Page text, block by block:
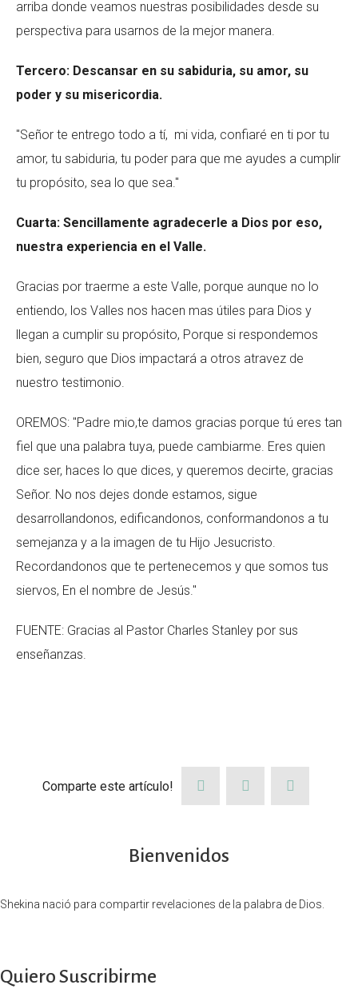
arriba donde veamos nuestras posibilidades desde su
perspectiva para usarnos de la mejor manera.
Tercero: Descansar en su sabiduria, su amor, su
poder y su misericordia.
"Señor te entrego todo a tí, mi vida, confiaré en ti por tu
amor, tu sabiduria, tu poder para que me ayudes a cumplir
tu propósito, sea lo que sea."
Cuarta: Sencillamente agradecerle a Dios por eso,
nuestra experiencia en el Valle.
Gracias por traerme a este Valle, porque aunque no lo
entiendo, los Valles nos hacen mas útiles para Dios y
llegan a cumplir su propósito, Porque si respondemos
bien, seguro que Dios impactará a otros atravez de
nuestro testimonio.
OREMOS: "Padre mio,te damos gracias porque tú eres tan
fiel que una palabra tuya, puede cambiarme. Eres quien
dice ser, haces lo que dices, y queremos decirte, gracias
Señor. No nos dejes donde estamos, sigue
desarrollandonos, edificandonos, conformandonos a tu
semejanza y a la imagen de tu Hijo Jesucristo.
Recordandonos que te pertenecemos y que somos tus
siervos, En el nombre de Jesús."
FUENTE: Gracias al Pastor Charles Stanley por sus
enseñanzas.
Comparte este artículo!
Bienvenidos
Shekina nació para compartir revelaciones de la palabra de Dios.
Quiero Suscribirme